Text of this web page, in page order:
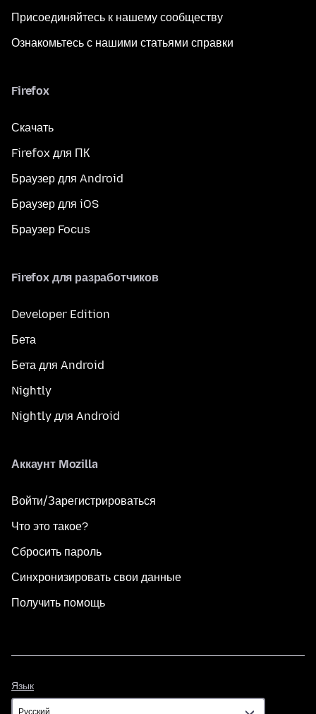
Присоединяйтесь к нашему сообществу
Ознакомьтесь с нашими статьями справки
Firefox
Скачать
Firefox для ПК
Браузер для Android
Браузер для iOS
Браузер Focus
Firefox для разработчиков
Developer Edition
Бета
Бета для Android
Nightly
Nightly для Android
Аккаунт Mozilla
Войти/Зарегистрироваться
Что это такое?
Сбросить пароль
Синхронизировать свои данные
Получить помощь
Язык